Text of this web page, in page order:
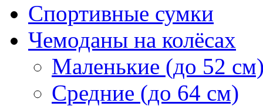
Спортивные сумки
Чемоданы на колёсах
Маленькие (до 52
Средние (до 64 см)